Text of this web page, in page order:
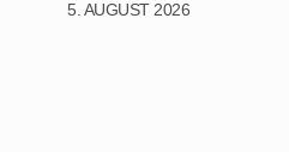
5. AUGUST 2026